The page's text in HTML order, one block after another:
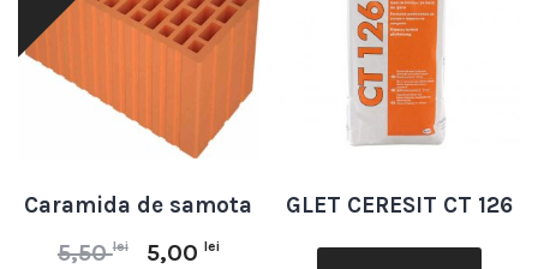
Caramida de samota
5,50lei 5,00 lei
GLET CERESIT CT 126